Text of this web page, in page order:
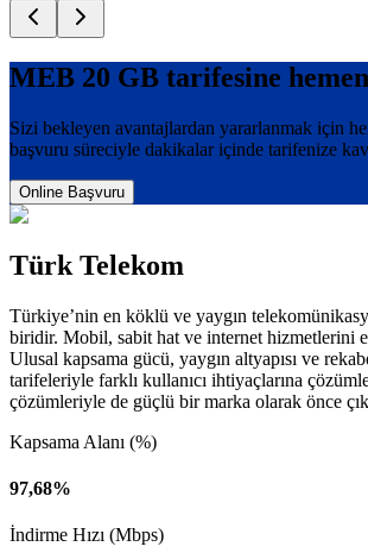
MEB 20 GB tarifesine
Sizi bekleyen avantajlardan yararlanmak için
başvuru süreciyle dakikalar içinde tarifenize
Online Başvuru
Türk Telekom
Türkiye’nin en köklü ve yaygın
biridir. Mobil, sabit hat ve internet hizmetlerini
Ulusal kapsama gücü, yaygın altyapısı ve
tarifeleriyle farklı kullanıcı ihtiyaçlarına
çözümleriyle de güçlü bir marka olarak önce
Kapsama Alanı (%)
97,68%
İndirme Hızı (Mbps)